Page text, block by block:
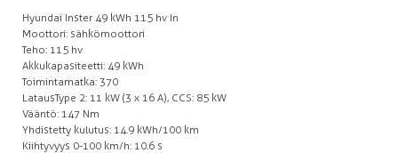
Hyundai Inster 49 kWh 115 hv In
Moottori: sähkömoottori
Teho: 115 hv
Akkukapasiteetti: 49 kWh
Toimintamatka: 370
Lataus Type 2: 11 kW (3 x 16 A), CCS: 85 kW
Vääntö: 147 Nm
Yhdistetty kulutus: 14.9 kWh/100 km
Kiihtyvyys 0-100 km/h: 10.6 s